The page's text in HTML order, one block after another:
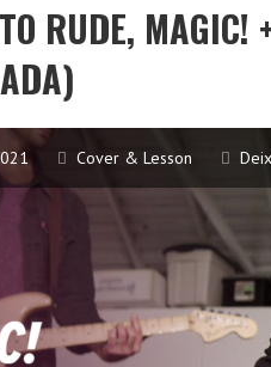
RUDE, MAGIC!
Cover & Lesson